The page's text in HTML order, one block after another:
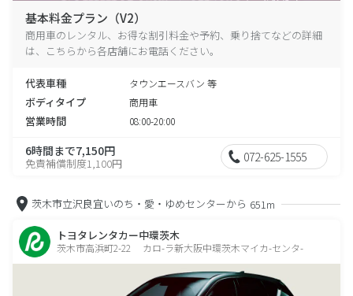
基本料金プラン（V2）
商用車のレンタル、お得な割引料金や予約、乗り捨てなどの詳細
は、こちらから各店舗にお電話ください。
代表車種 タウンエースバン 等
ボディタイプ 商用車
営業時間 08:00-20:00
6時間まで7,150円
免責補償制度1,100円 072-625-1555
茨木市立沢良宜いのち・愛・ゆめセンターから 651m
トヨタレンタカー中環茨木
茨木市高浜町2-22 カロ-ラ新大阪中環茨木マイカ-センタ-